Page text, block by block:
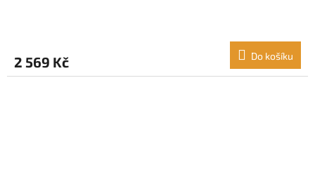
2 569 Kč Do košíku